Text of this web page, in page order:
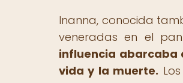
Inanna, conocida
veneradas en el
influencia abarcaba
vida y la muerte.